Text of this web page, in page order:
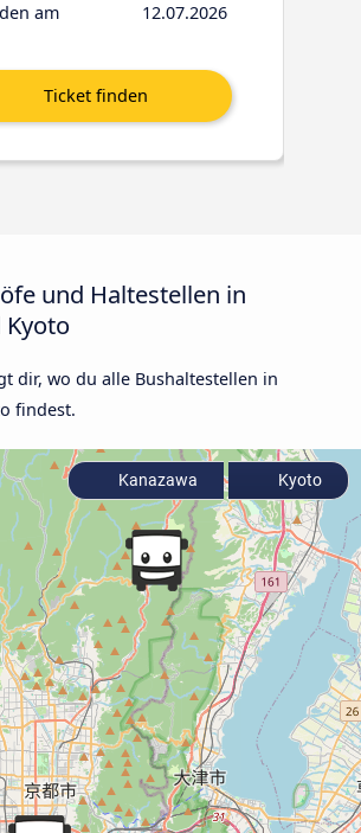
am
12.07.2026
und Haltestellen in
Kyoto
dir, wo du alle Bushaltestellen in
findest.
Kanazawa Kyoto